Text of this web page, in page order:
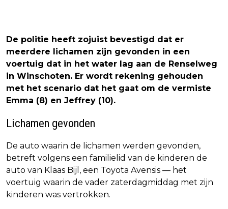
De politie heeft zojuist bevestigd dat er
meerdere lichamen zijn gevonden in een
voertuig dat in het water lag aan de Renselweg
in Winschoten. Er wordt rekening gehouden
met het scenario dat het gaat om de vermiste
Emma (8) en Jeffrey (10).
Lichamen gevonden
De auto waarin de lichamen werden gevonden,
betreft volgens een familielid van de kinderen de
auto van Klaas Bijl, een Toyota Avensis — het
voertuig waarin de vader zaterdagmiddag met zijn
kinderen was vertrokken.